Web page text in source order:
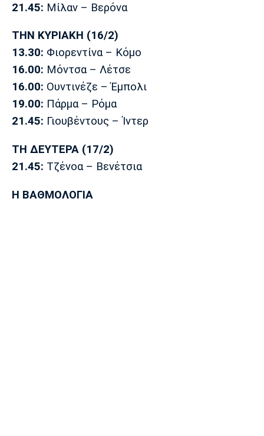
21.45: Μίλαν – Βερόνα
ΤΗΝ ΚΥΡΙΑΚΗ (16/2)
13.30: Φιορεντίνα – Κόμο
16.00: Μόντσα – Λέτσε
16.00: Ουντινέζε – Έμπολι
19.00: Πάρμα – Ρόμα
21.45: Γιουβέντους – Ίντερ
ΤΗ ΔΕΥΤΕΡΑ (17/2)
21.45: Τζένοα – Βενέτσια
Η ΒΑΘΜΟΛΟΓΙΑ